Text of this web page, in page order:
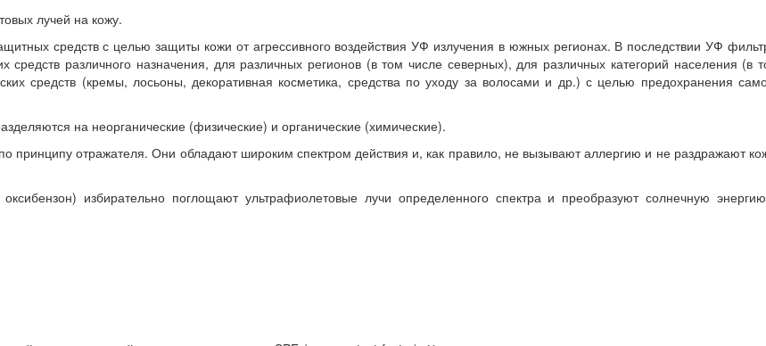
лучей на кожу.
средств с целью защиты кожи от агрессивного воздействия УФ излучения в южных регионах. В последствии УФ
средств различного назначения, для различных регионов (в том числе северных), для различных категорий населения (в
средств (кремы, лосьоны, декоративная косметика, средства по уходу за волосами и др.) с целью предохранения
на неорганические (физические) и органические (химические).
принципу отражателя. Они обладают широким спектром действия и, как правило, не вызывают аллергию и не раздражают
избирательно поглощают ультрафиолетовые лучи определенного спектра и преобразуют солнечную